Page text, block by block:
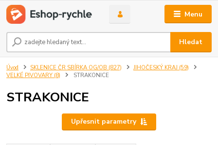
Menu
Hledat
Úvod SKLENICE ČR SBÍRKA OG/OB (827)
JIHOČESKÝ KRAJ (59)
VELKÉ PIVOVARY (8)
STRAKONICE
STRAKONICE
Upřesnit parametry